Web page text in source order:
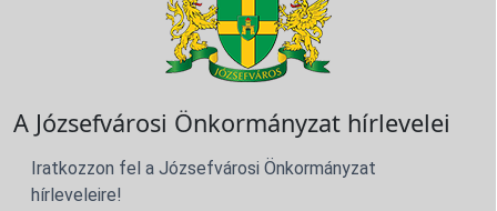
A Józsefvárosi Önkormányzat hírlevelei
Iratkozzon fel a Józsefvárosi Önkormányzat
hírleveleire!